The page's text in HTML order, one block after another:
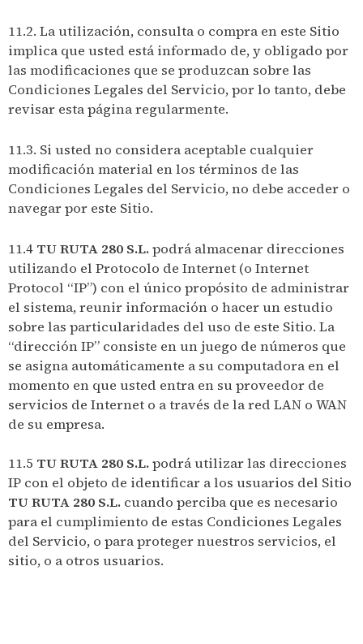
11.2. La utilización, consulta o compra en este Sitio
implica que usted está informado de, y obligado por
las modificaciones que se produzcan sobre las
Condiciones Legales del Servicio, por lo tanto, debe
revisar esta página regularmente.
11.3. Si usted no considera aceptable cualquier
modificación material en los términos de las
Condiciones Legales del Servicio, no debe acceder o
navegar por este Sitio.
11.4 TU RUTA 280 S.L.podrá almacenar direcciones
utilizando el Protocolo de Internet (o Internet
Protocol “IP”) con el único propósito de administrar
el sistema, reunir información o hacer un estudio
sobre las particularidades del uso de este Sitio. La
“dirección IP” consiste en un juego de números que
se asigna automáticamente a su computadora en el
momento en que usted entra en su proveedor de
servicios de Internet o a través de la red LAN o WAN
de su empresa.
11.5 TU RUTA 280 S.L.podrá utilizar las direcciones
IP con el objeto de identificar a los usuarios del Sitio
TU RUTA 280 S.L. cuando perciba que es necesario
para el cumplimiento de estas Condiciones Legales
del Servicio, o para proteger nuestros servicios, el
sitio, o a otros usuarios.